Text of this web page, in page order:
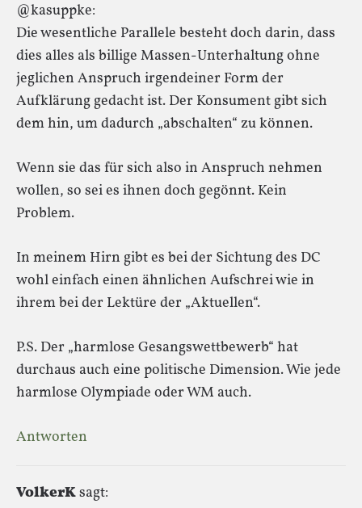
@kasuppke:
Die wesentliche Parallele besteht doch darin, dass
dies alles als billige Massen-Unterhaltung ohne
jeglichen Anspruch irgendeiner Form der
Aufklärung gedacht ist. Der Konsument gibt sich
dem hin, um dadurch „abschalten“ zu können.
Wenn sie das für sich also in Anspruch nehmen
wollen, so sei es ihnen doch gegönnt. Kein
Problem.
In meinem Hirn gibt es bei der Sichtung des DC
wohl einfach einen ähnlichen Aufschrei wie in
ihrem bei der Lektüre der „Aktuellen“.
P.S. Der „harmlose Gesangswettbewerb“ hat
durchaus auch eine politische Dimension. Wie jede
harmlose Olympiade oder WM auch.
Antworten
VolkerKsagt: